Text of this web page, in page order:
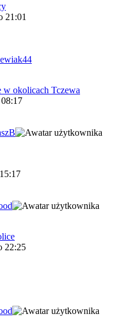
21:01
w okolicach Tczewa
22:25